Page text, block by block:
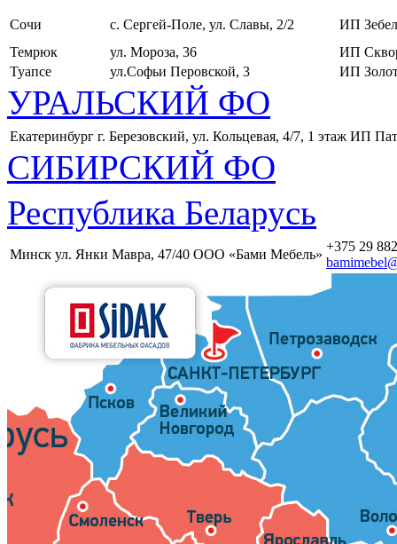
Сочи с. Сергей-Поле, ул. Славы, 2/2
ИП
Темрюк
ул. Мороза, 36
ИП
Туапсе
ул.Софьи Перовской, 3 ИП
УРАЛЬСКИЙ ФО
Екатеринбург г. Березовский, ул. Кольцевая, 4/7, 1 этаж ИП
СИБИРСКИЙ ФО
Республика Беларусь
Минск ул. Янки Мавра, 47/40 ООО «Бами Мебель»
+375 29